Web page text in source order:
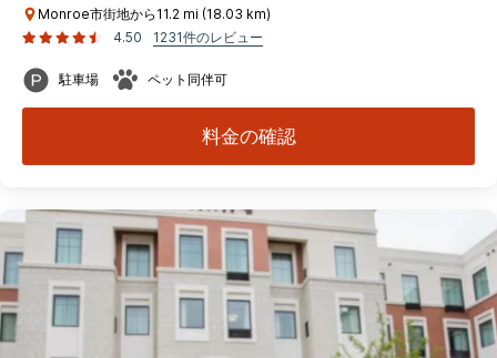
Monroe市街地から11.2 mi (18.03 km)
4.50
1231件のレビュー
駐車場 ペット同伴可
料金の確認